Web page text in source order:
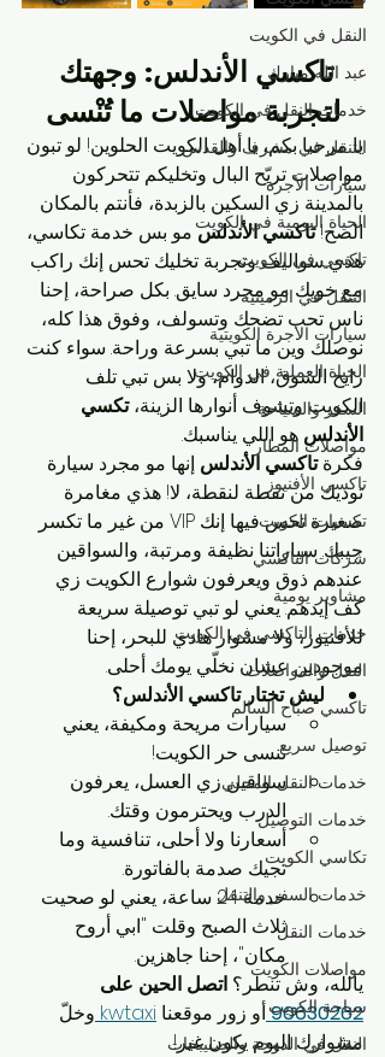
النقل في الكويت
عبد الله مبارك
خدمات النقل في الكويت
التنقل في مشرف والقدس
سيارات الأجرة
الحياة اليومية في الكويت
تاكسي في الكويت
التنقل في الرميثية
سيارات الأجرة الكويتية
الحياة العملية في الكويت
السفر والسياحة
مواصلات المطار
تاكسي الأفنيوز
تكسيات الكويت
شركات التاكسي
مشاوير يومية
خدمات التاكسي في الكويت
النقل والمواصلات
تاكسي صباح السالم
توصيل سريع
خدمات النقل المحلي
خدمات التوصيل
تكاسي الكويت
خدمات السفر والتنقل
خدمات النقل
مواصلات الكويت
سياحة الكويت
النقل في الدوحة والصليبخات
تاكسي الأندلس: وجهتك
لتجربة مواصلات ما تُنْسى
يا مرحبا بكم، يا أهل الكويت الحلوين! لو تبون
مواصلات تريّح البال وتخليكم تتحركون
بالمدينة زي السكين بالزبدة، فأنتم بالمكان
الصح! تاكسي الأندلس مو بس خدمة تكاسي،
هذي سواليف وتجربة تخليك تحس إنك راكب
مع خويك مو مجرد سايق. بكل صراحة، إحنا
ناس تحب تضحك وتسولف، وفوق هذا كله،
نوصلك وين ما تبي بسرعة وراحة. سواء كنت
رايح السوق، الدوام، ولا بس تبي تلف
الكويت وتشوف أنوارها الزينة، تكسي
الأندلس هو اللي يناسبك.
فكرة تاكسي الأندلس إنها مو مجرد سيارة
توديك من نقطة لنقطة، لا! هذي مغامرة
صغيرة تحس فيها إنك VIP من غير ما تكسر
جيبك. سياراتنا نظيفة ومرتبة، والسواقين
عندهم ذوق ويعرفون شوارع الكويت زي
كف إيدهم. يعني لو تبي توصيلة سريعة
للأفنيوز، ولا مشوار هادي للبحر، إحنا
موجودين عشان نخلّي يومك أحلى.
ليش تختار تاكسي الأندلس؟
سيارات مريحة ومكيفة، يعني
تنسى حر الكويت!
سواقين زي العسل، يعرفون
الدرب ويحترمون وقتك.
أسعارنا ولا أحلى، تنافسية وما
تجيك صدمة بالفاتورة.
خدمة 24 ساعة، يعني لو صحيت
ثلاث الصبح وقلت "ابي أروح
مكان"، إحنا جاهزين.
يالله، وش تنطر؟ اتصل الحين على
96630262أو زور موقعنا kwtaxi وخلّ
مشوارك اليوم يكون غير!